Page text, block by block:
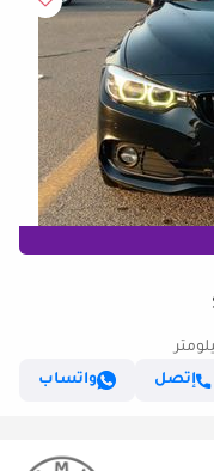
إتصل
واتساب